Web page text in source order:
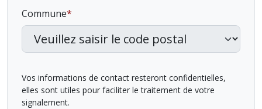
Commune
Vos informations de contact resteront confidentielles,
elles sont utiles pour faciliter le traitement de votre
signalement.